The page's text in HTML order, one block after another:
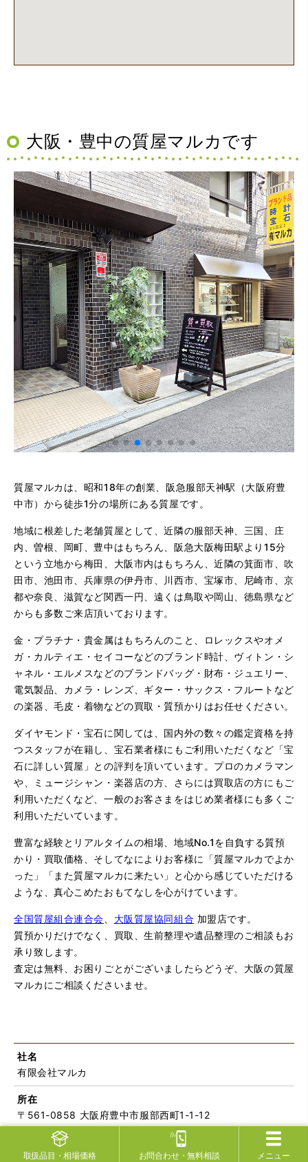
大阪・豊中の質屋マルカです
質屋マルカは、昭和18年の創業、阪急服部天神駅（大阪府豊
中市）から徒歩1分の場所にある質屋です。
地域に根差した老舗質屋として、近隣の服部天神、三国、庄
内、曽根、岡町、豊中はもちろん、阪急大阪梅田駅より15分
という立地から梅田、大阪市内はもちろん、近隣の箕面市、吹
田市、池田市、兵庫県の伊丹市、川西市、宝塚市、尼崎市、京
都や奈良、滋賀など関西一円、遠くは鳥取や岡山、徳島県など
からも多数ご来店頂いております。
金・プラチナ・貴金属はもちろんのこと、ロレックスやオメ
ガ・カルティエ・セイコーなどのブランド時計、ヴィトン・シ
ャネル・エルメスなどのブランドバッグ・財布・ジュエリー、
電気製品、カメラ・レンズ、ギター・サックス・フルートなど
の楽器、毛皮・着物などの買取・質預かりはお任せください。
ダイヤモンド・宝石に関しては、国内外の数々の鑑定資格を持
つスタッフが在籍し、宝石業者様にもご利用いただくなど「宝
石に詳しい質屋」との評判を頂いています。プロのカメラマン
や、ミュージシャン・楽器店の方、さらには買取店の方にもご
利用いただくなど、一般のお客さまをはじめ業者様にも多くご
利用いただいています。
豊富な経験とリアルタイムの相場、地域No.1を自負する質預
かり・買取価格、そしてなによりお客様に「質屋マルカでよか
った」「また質屋マルカに来たい」と心から感じていただける
ような、真心こめたおもてなしを心がけています。
全国質屋組合連合会 大阪質屋協同組合 加盟店です。
質預かりだけでなく、買取、生前整理や遺品整理のご相談もお
承り致します。
査定は無料、お困りごとがございましたらどうぞ、大阪の質屋
マルカにご相談くださいませ。
社名
有限会社マルカ
所在
〒561-0858 大阪府豊中市服部西町1-1-12
昭和18年 営業開始
取扱品目 ・相場価格 お問合わせ・無料相談 メニュー